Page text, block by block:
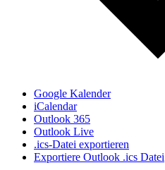
Google Kalender
iCalendar
Outlook 365
Outlook Live
.ics-Datei exportieren
Exportiere Outlook .ics Datei